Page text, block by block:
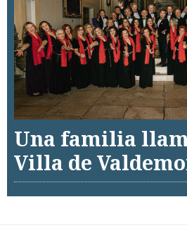
Una familia
Villa de